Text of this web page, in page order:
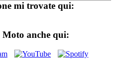
mi trovate qui:
anche qui: